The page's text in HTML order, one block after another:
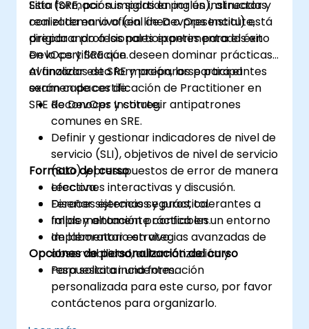
Sitio (SRE, por sus siglas en inglés), alineadas
con el temario oficial de DevOps Institute,
preparando a los participantes para el éxito
en la certificación.
Esta formación impartida por un instructor y
realizada en vivo (en línea o presencial) está
dirigida a profesionales experimentados en
DevOps y SRE que deseen dominar prácticas
avanzadas de SRE y prepararse para el
examen de certificación de Practitioner en
SRE de DevOps Institute.
Al finalizar esta formación, los participantes
serán capaces de:
Reconocer y corregir antipatrones
comunes en SRE.
Definir y gestionar indicadores de nivel de
servicio (SLI), objetivos de nivel de servicio
(SLO) y presupuestos de error de manera
efectiva.
Diseñar sistemas seguros, tolerantes a
fallas y altamente confiables.
Implementar estrategias avanzadas de
observabilidad, automatización y
respuesta a incidentes.
Formato del curso
Lecciones interactivas y discusión.
Feraces ejercicios y práctica.
Implementación práctica en un entorno
de laboratorio en vivo.
Opciones de personalización del curso
Para solicitar una formación
personalizada para este curso, por favor
contáctenos para organizarlo.